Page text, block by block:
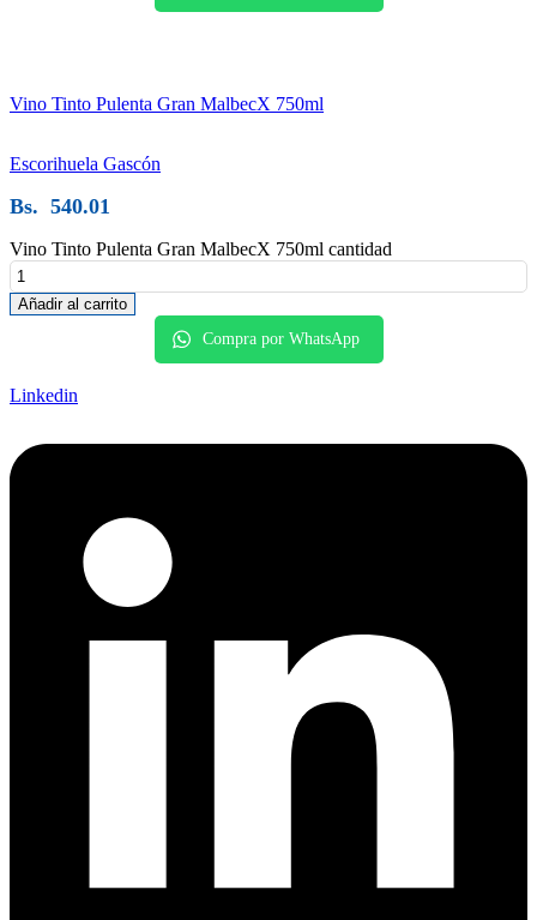
Vino Tinto Pulenta Gran MalbecX 750ml
Escorihuela Gascón
Bs. 540.01
Vino Tinto Pulenta Gran MalbecX 750ml cantidad
Añadir al carrito
Compra por WhatsApp
Linkedin